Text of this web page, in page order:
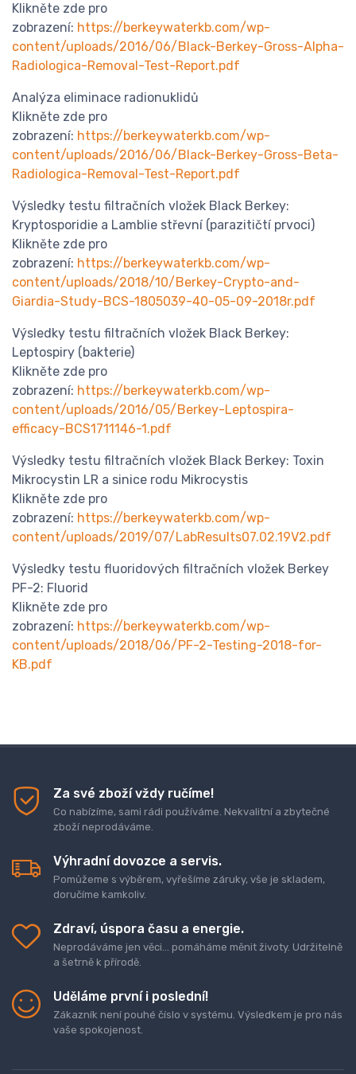
Klikněte zde pro
zobrazení: https://berkeywaterkb.com/wp-
content/uploads/2016/06/Black-Berkey-Gross-Alpha-
Radiologica-Removal-Test-Report.pdf
Analýza eliminace radionuklidů
Klikněte zde pro
zobrazení: https://berkeywaterkb.com/wp-
content/uploads/2016/06/Black-Berkey-Gross-Beta-
Radiologica-Removal-Test-Report.pdf
Výsledky testu filtračních vložek Black Berkey:
Kryptosporidie a Lamblie střevní (parazitičtí prvoci)
Klikněte zde pro
zobrazení: https://berkeywaterkb.com/wp-
content/uploads/2018/10/Berkey-Crypto-and-
Giardia-Study-BCS-1805039-40-05-09-2018r.pdf
Výsledky testu filtračních vložek Black Berkey:
Leptospiry (bakterie)
Klikněte zde pro
zobrazení: https://berkeywaterkb.com/wp-
content/uploads/2016/05/Berkey-Leptospira-
efficacy-BCS1711146-1.pdf
Výsledky testu filtračních vložek Black Berkey: Toxin
Mikrocystin LR a sinice rodu Mikrocystis
Klikněte zde pro
zobrazení: https://berkeywaterkb.com/wp-
content/uploads/2019/07/LabResults07.02.19V2.pdf
Výsledky testu fluoridových filtračních vložek Berkey
PF-2: Fluorid
Klikněte zde pro
zobrazení: https://berkeywaterkb.com/wp-
content/uploads/2018/06/PF-2-Testing-2018-for-
KB.pdf
Za své zboží vždy ručíme!
Co nabízíme, sami rádi používáme. Nekvalitní a zbytečné
zboží neprodáváme.
Výhradní dovozce a servis.
Pomůžeme s výběrem, vyřešíme záruky, vše je skladem,
doručíme kamkoliv.
Zdraví, úspora času a energie.
Neprodáváme jen věci... pomáháme měnit životy. Udržitelně
a šetrně k přírodě.
Uděláme první i poslední!
Zákazník není pouhé číslo v systému. Výsledkem je pro nás
vaše spokojenost.